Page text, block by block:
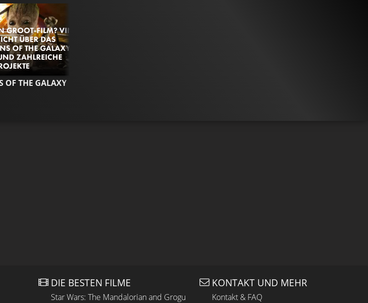
GROOT-FILM? VIN
ÜBER DAS
OF THE GALAXY"
ZAHLREICHE
OF THE GALAXY
DIE BESTEN FILME
Star Wars: The Mandalorian and Grogu
KONTAKT UND MEHR
Kontakt & FAQ